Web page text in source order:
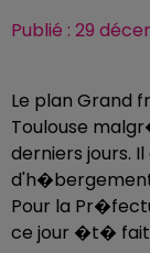
Publié : 29
Le plan
Toulouse
derniers jours.
Pour la
ce jour �t�